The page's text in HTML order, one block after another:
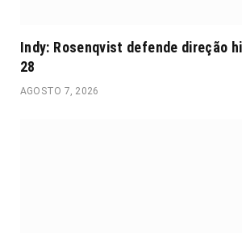
Indy: Rosenqvist defende direção
28
AGOSTO 7, 2026